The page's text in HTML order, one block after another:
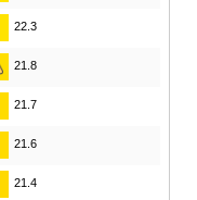
22.3
21.8
21.7
21.6
21.4